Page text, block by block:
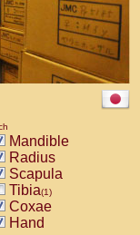
Mandible
Radius
Scapula
Tibia(1)
Coxae
Hand